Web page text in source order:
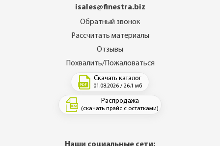
isales@finestra.biz
Обратный звонок
Рассчитать материалы
Отзывы
Похвалить/Пожаловаться
Скачать каталог
01.08.2026 / 26.1 мб
Распродажа
(скачать прайс с остатками)